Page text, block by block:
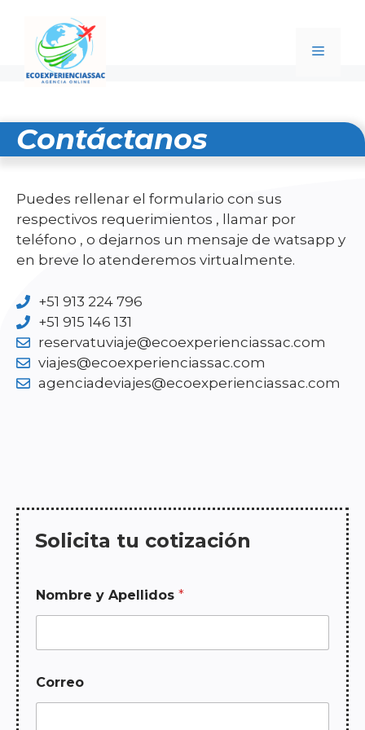
contenido
Menú
Contáctanos
Puedes rellenar el formulario con sus
respectivos requerimientos , llamar por
teléfono , o dejarnos un mensaje de watsapp y
en breve lo atenderemos virtualmente.
+51 913 224 796
+51 915 146 131
reservatuviaje@ecoexperienciassac.com
viajes@ecoexperienciassac.com
agenciadeviajes@ecoexperienciassac.com
Solicita tu cotización
e
n
e
C
o
Nombre y Apellidos *
Correo